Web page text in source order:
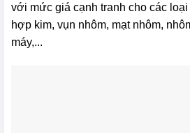
với mức giá cạnh tranh cho các
hợp kim, vụn nhôm, mạt nhôm,
máy,...